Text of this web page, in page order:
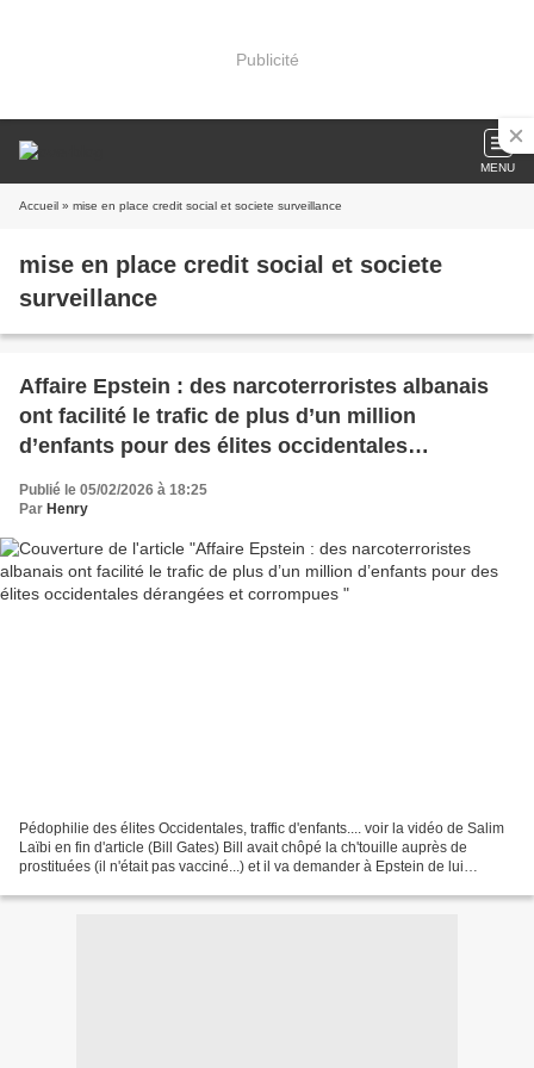
Publicité
MENU
Accueil » mise en place credit social et societe surveillance
mise en place credit social et societe
surveillance
Affaire Epstein : des narcoterroristes albanais
ont facilité le trafic de plus d’un million
d’enfants pour des élites occidentales
dérangées et corrompues
Publié le 05/02/2026 à 18:25
Par Henry
Pédophilie des élites Occidentales, traffic d'enfants.... voir la vidéo de Salim
Laïbi en fin d'article (Bill Gates) Bill avait chôpé la ch'touille auprès de
prostituées (il n'était pas vacciné...) et il va demander à Epstein de lui